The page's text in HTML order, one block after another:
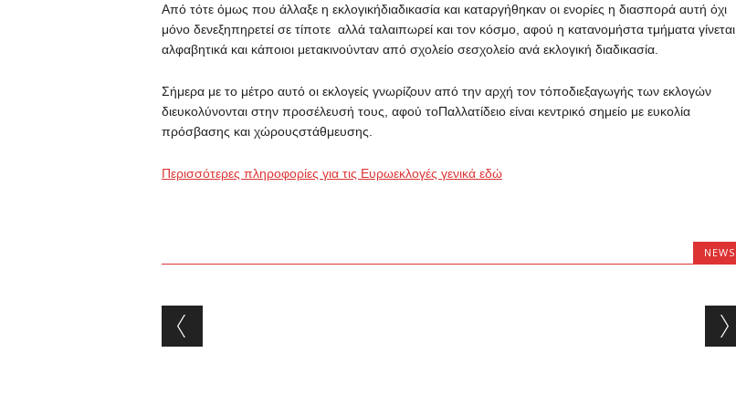
Από τότε όμως που άλλαξε η εκλογικήδιαδικασία και καταργήθηκαν οι ενορίες η διασπορά αυτή όχι
μόνο δενεξηπηρετεί σε τίποτε αλλά ταλαιπωρεί και τον κόσμο, αφού η κατανομήστα τμήματα γίνεται
αλφαβητικά και κάποιοι μετακινούνταν από σχολείο σεσχολείο ανά εκλογική διαδικασία.
Σήμερα με το μέτρο αυτό οι εκλογείς γνωρίζουν από την αρχή τον τόποδιεξαγωγής των εκλογών
διευκολύνονται στην προσέλευσή τους, αφού τοΠαλλατίδειο είναι κεντρικό σημείο με ευκολία
πρόσβασης και χώρουςστάθμευσης.
Περισσότερες πληροφορίες για τις Ευρωεκλογές γενικά εδώ
NEWS
Post navigation